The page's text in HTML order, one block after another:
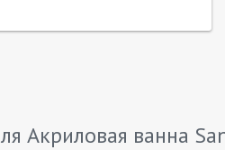
Акриловая ванна